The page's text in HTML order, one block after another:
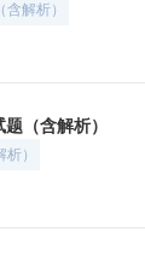
解析）
（含解析）
）